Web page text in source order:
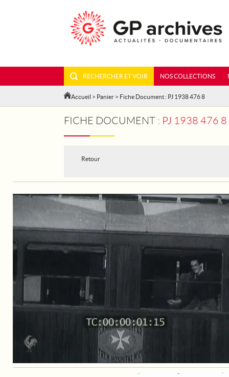
RECHERCHER ET VOIR NOS COLLECTIONS
Accueil > Panier > Fiche Document : PJ 1938 476 8
FICHE DOCUMENT : PJ 1938 476
Retour